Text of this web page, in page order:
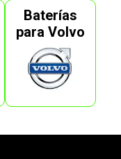
Baterías
para Volvo